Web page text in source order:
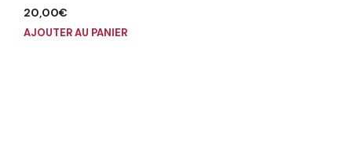
20,00€
AJOUTER AU PANIER